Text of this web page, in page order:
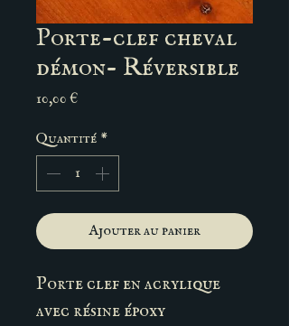
Porte-clef cheval
démon- Réversible
10,00 €Prix
Quantité *
Ajouter au panier
Porte clef en acrylique
avec résine époxy